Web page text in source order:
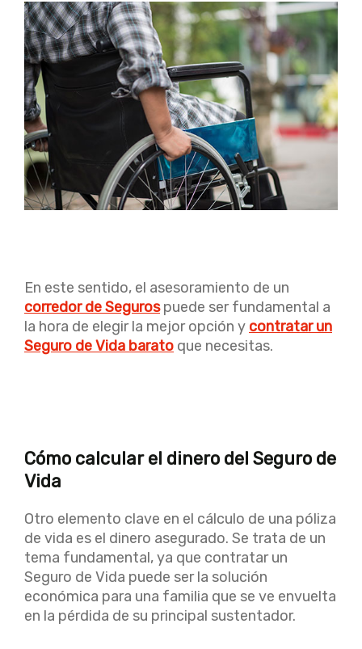
En este sentido, el asesoramiento de un
corredor de Segurospuede ser fundamental a
la hora de elegir la mejor opción y contratar un
Seguro de Vida barato que necesitas.
Cómo calcular el dinero del Seguro de
Vida
Otro elemento clave en el cálculo de una póliza
de vida es el dinero asegurado. Se trata de un
tema fundamental, ya que contratar un
Seguro de Vida puede ser la solución
económica para una familia que se ve envuelta
en la pérdida de su principal sustentador.